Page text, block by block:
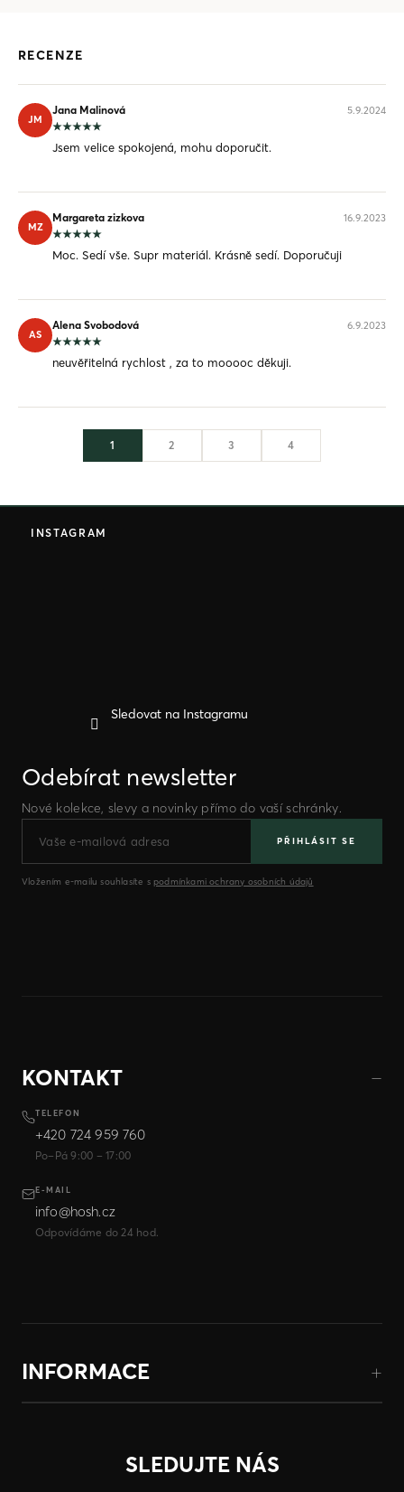
RECENZE
JM
Jana Malinová 5.9.2024
Jsem velice spokojená, mohu doporučit.
MZ
Margareta zizkova 16.9.2023
Moc. Sedí vše. Supr materiál. Krásně sedí. Doporučuji
AS
Alena Svobodová 6.9.2023
neuvěřitelná rychlost , za to mooooc děkuji.
1 2 3 4
INSTAGRAM
Sledovat na Instagramu
Odebírat newsletter
Nové kolekce, slevy a novinky přímo do vaší schránky.
PŘIHLÁSIT SE
Vložením e-mailu souhlasíte s podmínkami ochrany osobních údajů
KONTAKT
TELEFON
+420 724 959 760
Po–Pá 9:00 – 17:00
E-MAIL
info@hosh.cz
Odpovídáme do 24 hod.
INFORMACE
SLEDUJTE NÁS